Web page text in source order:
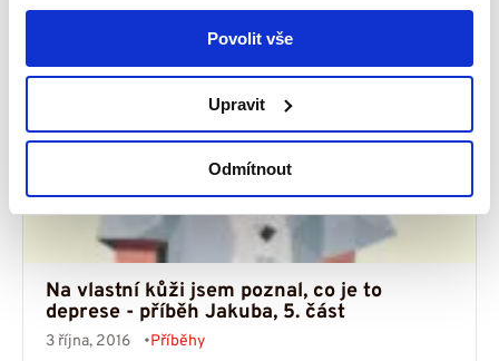
Povolit vše
Upravit
Odmítnout
Číst více
Na vlastní kůži jsem poznal, co je to
deprese - příběh Jakuba, 5. část
3 října, 2016 Příběhy